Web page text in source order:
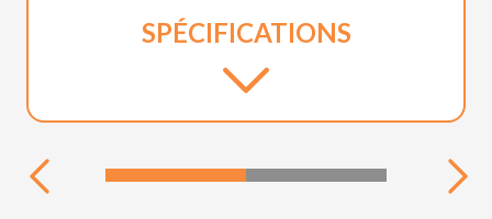
SPÉCIFICATIONS